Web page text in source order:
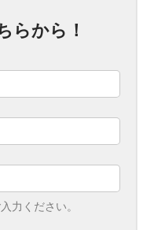
らから！
力ください。